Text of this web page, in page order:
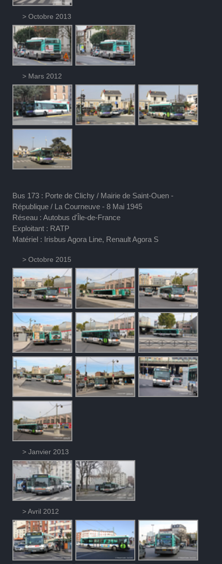
> Octobre 2013
> Mars 2012
Bus 173 : Porte de Clichy / Mairie de Saint-Ouen -
République / La Courneuve - 8 Mai 1945
Réseau : Autobus d'Île-de-France
Exploitant : RATP
Matériel : Irisbus Agora Line, Renault Agora S
> Octobre 2015
> Janvier 2013
> Avril 2012